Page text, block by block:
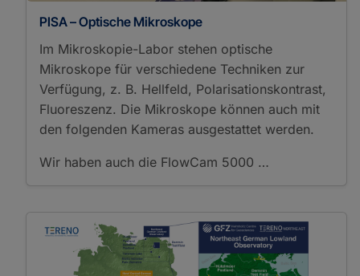
PISA – Optische Mikroskope
Im Mikroskopie-Labor stehen optische
Mikroskope für verschiedene Techniken zur
Verfügung, z. B. Hellfeld, Polarisationskontrast,
Fluoreszenz. Die Mikroskope können auch mit
den folgenden Kameras ausgestattet werden.
Wir haben auch die FlowCam 5000 …